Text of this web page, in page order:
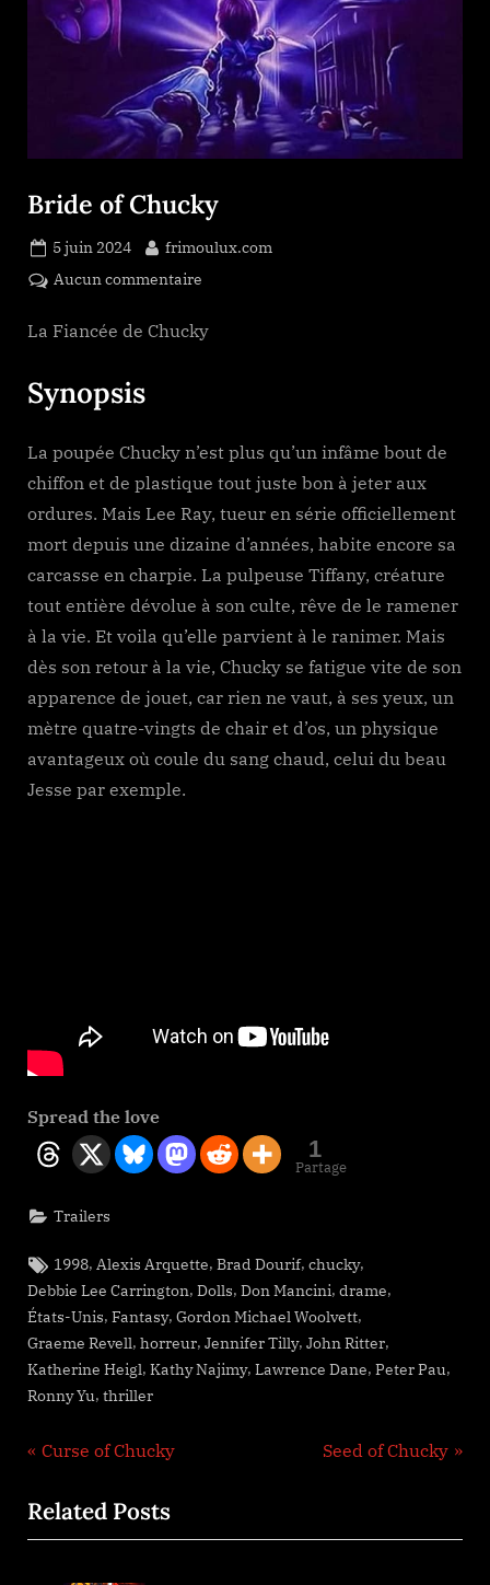
Bride of Chucky
Posted
on
5 juin 2024 By
frimoulux.com
Aucun commentaire
of
La Fiancée de Chucky
Synopsis
La poupée Chucky n’est plus qu’un infâme bout de
chiffon et de plastique tout juste bon à jeter aux
ordures. Mais Lee Ray, tueur en série officiellement
mort depuis une dizaine d’années, habite encore sa
carcasse en charpie. La pulpeuse Tiffany, créature
tout entière dévolue à son culte, rêve de le ramener
à la vie. Et voila qu’elle parvient à le ranimer. Mais
dès son retour à la vie, Chucky se fatigue vite de son
apparence de jouet, car rien ne vaut, à ses yeux, un
mètre quatre-vingts de chair et d’os, un physique
avantageux où coule du sang chaud, celui du beau
Jesse par exemple.
Spread the love
1
Partage
Trailers
Tags:
1998, Alexis Arquette,Brad Dourif,chucky,
Debbie Lee Carrington, Dolls, Don Mancini, drame,
États-Unis, Fantasy, Gordon Michael Woolvett,
Graeme Revell, horreur, Jennifer Tilly, John Ritter,
Katherine Heigl, Kathy Najimy, Lawrence Dane, Peter Pau,
Ronny Yu, thriller
Navigation
de
l’article
P
e
v
Curse of Chucky
N
t
Seed of Chucky
Related Posts